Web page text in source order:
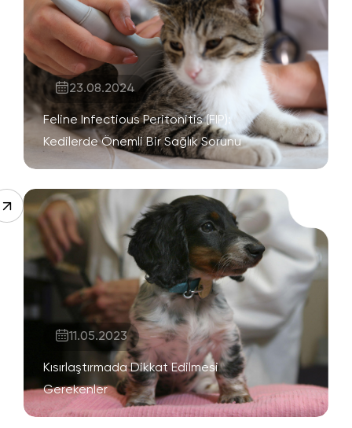
23.08.2024
Feline Infectious Peritonitis (FIP):
Kedilerde Önemli Bir Sağlık Sorunu
11.05.2023
Kısırlaştırmada Dikkat Edilmesi
Gerekenler